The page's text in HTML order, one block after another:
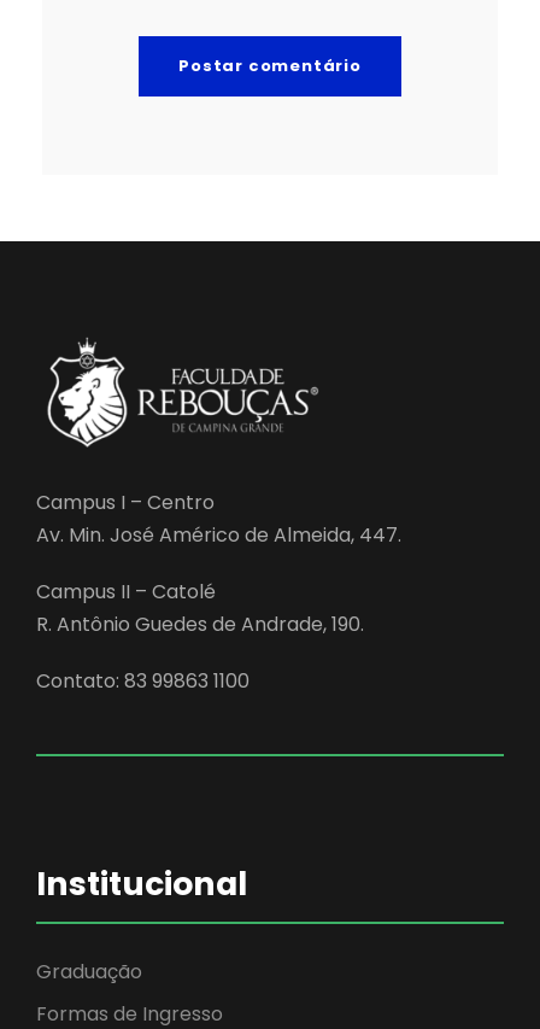
Campus I – Centro
Av. Min. José Américo de Almeida, 447.
Campus II – Catolé
R. Antônio Guedes de Andrade, 190.
Contato: 83 99863 1100
Institucional
Graduação
Formas de Ingresso